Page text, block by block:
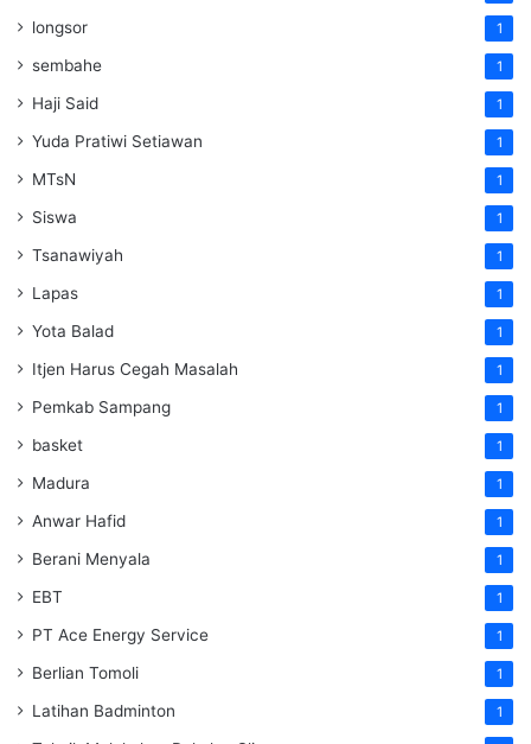
longsor 1
sembahe 1
Haji Said 1
Yuda Pratiwi Setiawan 1
MTsN 1
Siswa 1
Tsanawiyah 1
Lapas 1
Yota Balad 1
Itjen Harus Cegah Masalah 1
Pemkab Sampang 1
basket 1
Madura 1
Anwar Hafid 1
Berani Menyala 1
EBT 1
PT Ace Energy Service 1
Berlian Tomoli 1
Latihan Badminton 1